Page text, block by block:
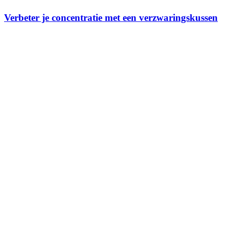
Verbeter je concentratie met een verzwaringskussen